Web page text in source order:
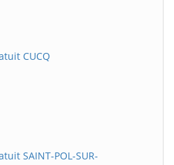
CUCQ
SAINT-POL-SUR-